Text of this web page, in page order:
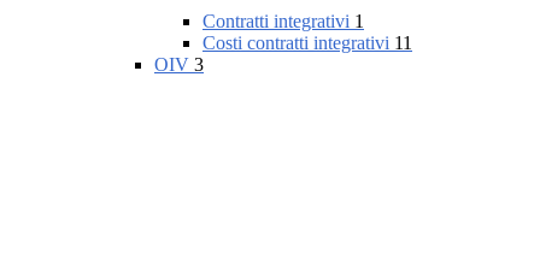
Contratti integrativi 1
Costi contratti integrativi 11
OIV 3